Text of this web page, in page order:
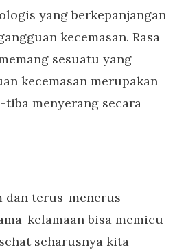
yang berkepanjangan
kecemasan. Rasa
sesuatu yang
kecemasan merupakan
tiba menyerang secara
dan terus-menerus
kelamaan bisa memicu
seharusnya kita